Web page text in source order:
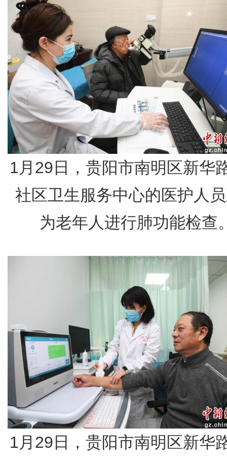
1月29日，贵阳市南明区新华
社区卫生服务中心的医护人
为老年人进行肺功能检查
1月29日，贵阳市南明区新华